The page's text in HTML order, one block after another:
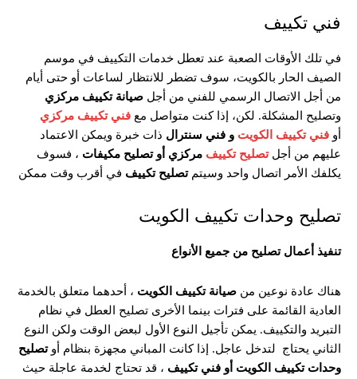
فني تكييف
في تلك الأوقات الصعبة عند تعطل خدمات التكييف في موسم
الصيف الحار بالكويت، سوف تضطر للانتظار لساعات أو حتى أيام
من أجل الاتصال الرسمي للفني من أجل صيانة تكييف مركزي
وتصليح المشكلة. لكن، إذا كنت متواصل مع فنيتكييف مركزي
أو فني تكييف الكويت و فني سنترال ذات خبرة ويمكن الاعتماد
عليهم من أجلتصليح تكييف مركزي أوتصليح مكيفات ، فسوف
يكلفك الأمر اتصال واحد وسيتمتصليح تكييف في أقرب وقت ممكن
تصليح وحدات تكييف الكويت
تنفيذ أعمال تصليح من جميع الأنواع
هناك عادة نوعين من صيانة تكييف الكويت ، أحدهما متعلق بالخدمة
العادية القائمة على فترات بينما الأخرى تصليح العطل في نظام
التبريد والتكييف. يمكن تأجيل النوع الأول لبعض الوقت ولكن النوع
الثاني يحتاج لتدخل عاجل. إذا كانت المباني مجهزة بنظام أو تصليح
وحدات تكييف الكويت أو فني تكييف ، قد تحتاج لخدمة عاجلة حيث